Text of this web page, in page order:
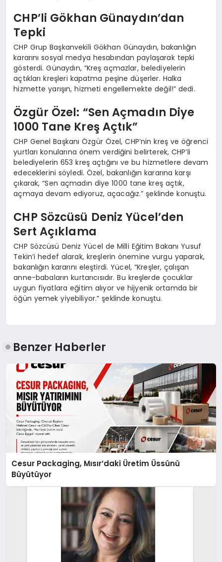
CHP’li Gökhan Günaydın’dan
Tepki
CHP Grup Başkanvekili Gökhan Günaydın, bakanlığın
kararını sosyal medya hesabından paylaşarak tepki
gösterdi. Günaydın, “Kreş açmazlar, belediyelerin
açtıkları kreşleri kapatma peşine düşerler. Halka
hizmette yarışın, hizmeti engellemekte değil!” dedi.
Özgür Özel: “Sen Açmadın Diye
1000 Tane Kreş Açtık”
CHP Genel Başkanı Özgür Özel, CHP’nin kreş ve öğrenci
yurtları konularına önem verdiğini belirterek, CHP’li
belediyelerin 653 kreş açtığını ve bu hizmetlere devam
edeceklerini söyledi. Özel, bakanlığın kararına karşı
çıkarak, “Sen açmadın diye 1000 tane kreş açtık,
açmaya devam ediyoruz, açacağız.” şeklinde konuştu.
CHP Sözcüsü Deniz Yücel’den
Sert Açıklama
CHP Sözcüsü Deniz Yücel de Milli Eğitim Bakanı Yusuf
Tekin’i hedef alarak, kreşlerin önemine vurgu yaparak,
bakanlığın kararını eleştirdi. Yücel, “Kreşler, çalışan
anne-babaların kurtarıcısıdır. Bu kreşlerde çocuklar
uygun fiyatlara eğitim alıyor ve hijyenik ortamda bir
öğün yemek yiyebiliyor.” şeklinde konuştu.
Benzer Haberler
Cesur Packaging, Mısır’daki Üretim Üssünü
Büyütüyor